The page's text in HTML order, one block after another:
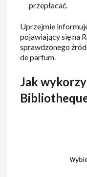
przepłacać.
Uprzejmie
pojawiający się na
sprawdzonego
de parfum.
Jak